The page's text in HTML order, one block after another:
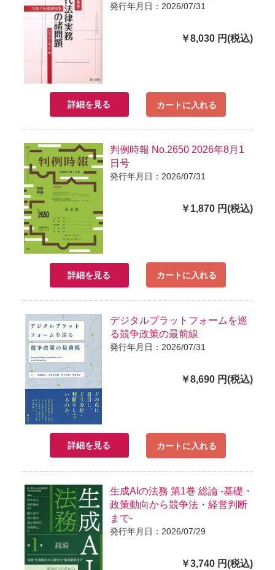
発行年月日：2026/07/31
￥8,030 円(税込)
詳細を見る カートに入れる
判例時報 No.2650 2026年8月1
日号
発行年月日：2026/07/31
￥1,870 円(税込)
詳細を見る カートに入れる
デジタルプラットフォームを巡
る競争政策の最前線
発行年月日：2026/07/31
￥8,690 円(税込)
詳細を見る カートに入れる
生成AIの法務 第1巻 総論 -基礎・
政策動向から競争法・経営判断
まで-
発行年月日：2026/07/29
￥3,740 円(税込)